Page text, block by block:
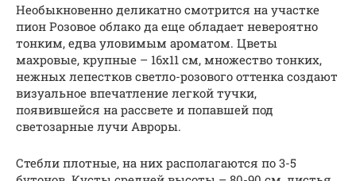
Необыкновенно деликатно смотрится на участке
пион Розовое облако да еще обладает невероятно
тонким, едва уловимым ароматом. Цветы
махровые, крупные – 16х11 см, множество тонких,
нежных лепестков светло-розового оттенка создают
визуальное впечатление легкой тучки,
появившейся на рассвете и попавшей под
светозарные лучи Авроры.
Стебли плотные, на них располагаются по 3-5